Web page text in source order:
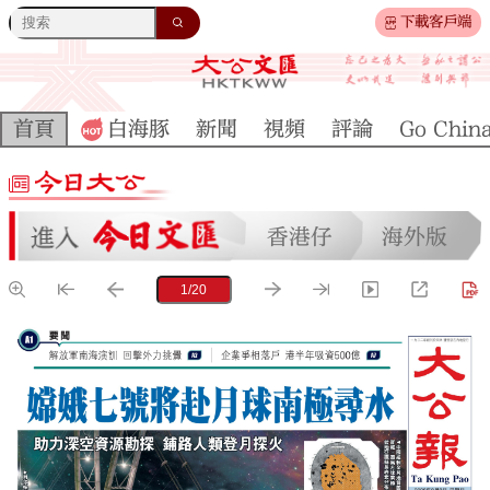
下載客戶端
首頁 白海豚 新聞 視頻 評論 Go
香港仔 海外版